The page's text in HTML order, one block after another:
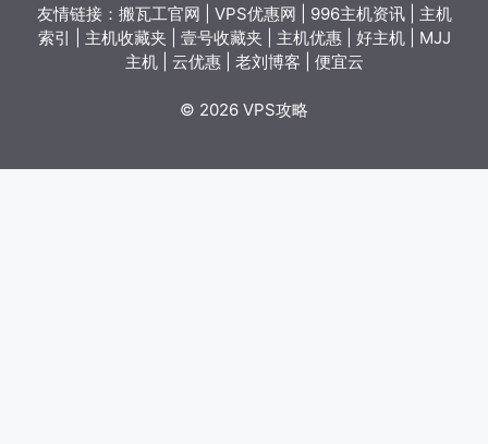
友情链接： 搬瓦工官网 VPS优惠网 996主机资讯| 主机
索引
主机收藏夹 壹号收藏夹 主机优惠| 好主机| MJJ
主机| 云优惠| 老刘博客 便宜云
© 2026 VPS攻略